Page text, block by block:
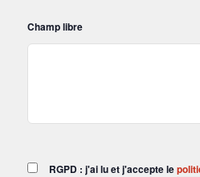
Champ libre
RGPD : j'ai lu et j'accepte le